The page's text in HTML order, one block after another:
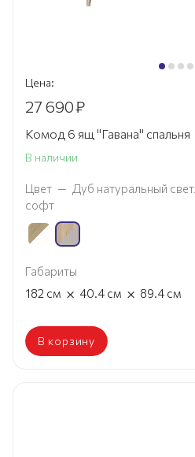
Цена:
27 690₽
Комод 6 ящ "Гавана" спальня
В наличии
Цвет — Дуб натуральный
софт
Габариты
182 см × 40.4 см × 89.4 см
В корзину